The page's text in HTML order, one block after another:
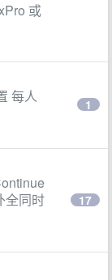
或
每人
1
全同时
17